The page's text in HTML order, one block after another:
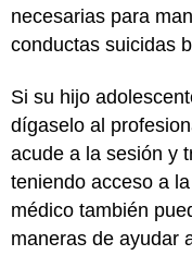
necesarias para
conductas suicidas
Si su hijo
dígaselo al
acude a la sesión y
teniendo acceso a
médico también
maneras de ayudar